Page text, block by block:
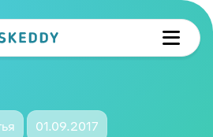
01.09.2017